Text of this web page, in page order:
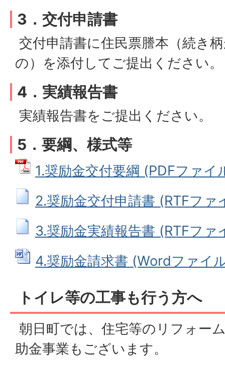
3．交付申請書
交付申請書に住民票謄本（続き
の）を添付してご提出ください。
4．実績報告書
実績報告書をご提出ください。
5．要綱、様式等
1.奨励金交付要綱 (PDFファイ
2.奨励金交付申請書 (RTFファ
3.奨励金実績報告書 (RTFファ
4.奨励金請求書 (Wordファイ
トイレ等の工事も行う方へ
朝日町では、住宅等のリフォー
助金事業もございます。